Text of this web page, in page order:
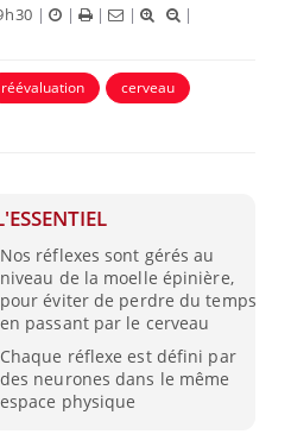
| | | |
|
réévaluation
cerveau
Nos réflexes sont gérés au
niveau de la moelle épinière,
pour éviter de perdre du temps
en passant par le cerveau
Chaque réflexe est défini par
des neurones dans le même
espace physique